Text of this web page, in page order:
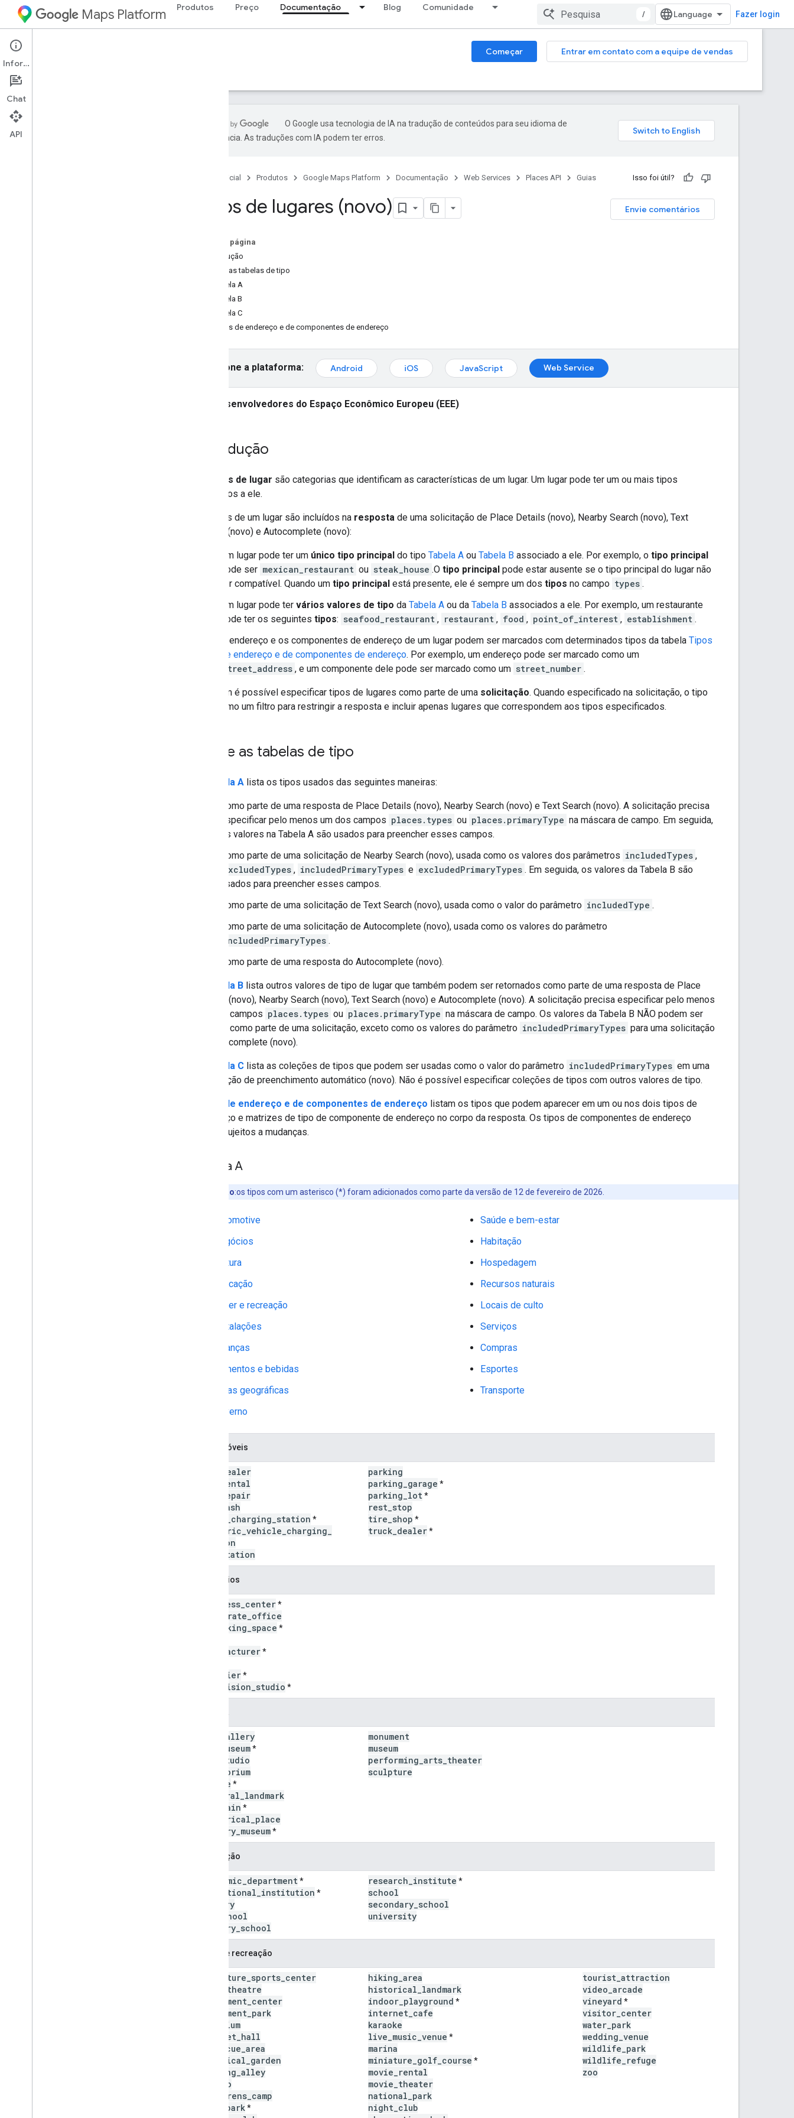
Maps Platform Produtos Preço Documentação Blog Comunidade
/ Fazer login
Web Services Começar
Entrar em contato com a equipe de vendas
Guias
O Google usa tecnologia de IA na tradução de conteúdos para seu idioma de
preferência. As traduções com IA podem ter erros.
Página inicial Produtos Google Maps Platform Documentação Web Services Places API Guias Isso foi útil?
Envie comentários
Tipos de lugares (novo)
Nesta página
Introdução
Sobre as tabelas de tipo
Tabela A
Tabela B
Tabela C
Tipos de endereço e de componentes de endereço
Selecione a plataforma: Android iOS JavaScript Web Service
Desenvolvedores do Espaço Econômico Europeu (EEE)
Introdução
tipos de lugar são categorias que identificam as características de um lugar. Um lugar pode ter um ou mais tipos
atribuídos a ele.
Os tipos de um lugar são incluídos na resposta de uma solicitação de Place Details (novo), Nearby Search (novo), Text
Search (novo) e Autocomplete (novo):
Um lugar pode ter um único tipo principal do tipo Tabela A ou Tabela B associado a ele. Por exemplo, o tipo principal
pode ser mexican_restaurant ou steak_house .O tipo principal pode estar ausente se o tipo principal do lugar não
for compatível. Quando um tipo principal está presente, ele é sempre um dos tipos no campo types .
Um lugar pode ter vários valores de tipo da Tabela A ou da Tabela B associados a ele. Por exemplo, um restaurante
pode ter os seguintes tipos: seafood_restaurant , restaurant , food , point_of_interest , establishment .
O endereço e os componentes de endereço de um lugar podem ser marcados com determinados tipos da tabela Tipos
de endereço e de componentes de endereço. Por exemplo, um endereço pode ser marcado como um
street_address , e um componente dele pode ser marcado como um street_number .
Também é possível especificar tipos de lugares como parte de uma solicitação. Quando especificado na solicitação, o tipo
atua como um filtro para restringir a resposta e incluir apenas lugares que correspondem aos tipos especificados.
Sobre as tabelas de tipo
Tabela A lista os tipos usados das seguintes maneiras:
Como parte de uma resposta de Place Details (novo), Nearby Search (novo) e Text Search (novo). A solicitação precisa
especificar pelo menos um dos campos places.types ou places.primaryType na máscara de campo. Em seguida,
os valores na Tabela A são usados para preencher esses campos.
Como parte de uma solicitação de Nearby Search (novo), usada como os valores dos parâmetros includedTypes ,
excludedTypes , includedPrimaryTypes e excludedPrimaryTypes . Em seguida, os valores da Tabela B são
usados para preencher esses campos.
Como parte de uma solicitação de Text Search (novo), usada como o valor do parâmetro includedType .
Como parte de uma solicitação de Autocomplete (novo), usada como os valores do parâmetro
includedPrimaryTypes .
Como parte de uma resposta do Autocomplete (novo).
Tabela B lista outros valores de tipo de lugar que também podem ser retornados como parte de uma resposta de Place
Details (novo), Nearby Search (novo), Text Search (novo) e Autocomplete (novo). A solicitação precisa especificar pelo menos
um dos campos places.types ou places.primaryType na máscara de campo. Os valores da Tabela B NÃO podem ser
usados como parte de uma solicitação, exceto como os valores do parâmetro includedPrimaryTypes para uma solicitação
de Autocomplete (novo).
Tabela C lista as coleções de tipos que podem ser usadas como o valor do parâmetro includedPrimaryTypes em uma
solicitação de preenchimento automático (novo). Não é possível especificar coleções de tipos com outros valores de tipo.
Tipos de endereço e de componentes de endereço listam os tipos que podem aparecer em um ou nos dois tipos de
endereço e matrizes de tipo de componente de endereço no corpo da resposta. Os tipos de componentes de endereço
estão sujeitos a mudanças.
Tabela A
Observação:os tipos com um asterisco (*) foram adicionados como parte da versão de 12 de fevereiro de 2026.
Automotive
Negócios
Cultura
Educação
Lazer e recreação
Instalações
Finanças
Alimentos e bebidas
Áreas geográficas
Governo
Saúde e bem-estar
Habitação
Hospedagem
Recursos naturais
Locais de culto
Serviços
Compras
Esportes
Transporte
Automóveis
dealer
rental
repair
wash
charging station *
electric vehicle charging
station
station
parking
parking garage *
parking lot*
rest stop
tire shop *
truck dealer*
Negócios
business center*
corporate office
coworking space *
manufacturer*
supplier*
television studio *
gallery
museum*
studio
auditorium
castle *
cultural landmark
fountain *
historical place
history museum*
monument
museum
performing arts theater
sculpture
Educação
academic department*
educational institution *
library
preschool
primary school
research institute *
school
secondary school
university
Lazer e recreação
adventure sports center
amphitheatre
amusement center
amusement park
aquarium
banquet hall
barbecue area
botanical garden
bowling alley
casino
childrens camp
park*
hiking area
historical landmark
indoor playground *
internet cafe
karaoke
live music venue *
marina
miniature golf course *
movie rental
movie theater
national park
night club
tourist attraction
video arcade
vineyard *
visitor center
water park
wedding venue
wildlife park
wildlife refuge
zoo
Informações
Chat
API